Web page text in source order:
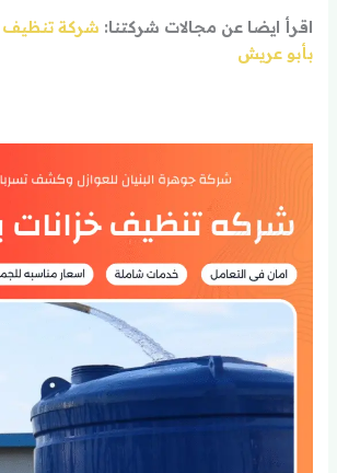
اقرأ ايضا عن مجالات شركتنا: شركة تنظيف
بأبو عريش